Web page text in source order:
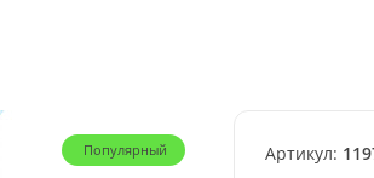
Популярный Артикул: